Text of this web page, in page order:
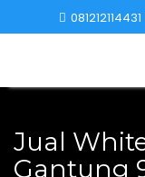
to
081212114431
Jual
Gantung